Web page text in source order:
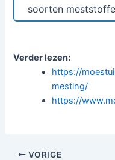
soorten
Verder lezen:
https://
mesting/
https://
BerichtVORIGE